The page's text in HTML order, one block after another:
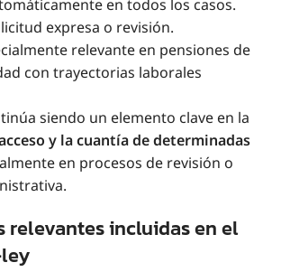
en todos los casos.
expresa o revisión.
relevante en pensiones de
con trayectorias laborales
siendo un elemento clave en la
y la cuantía de determinadas
en procesos de revisión o
relevantes incluidas en el